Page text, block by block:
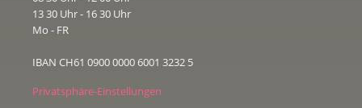
13 30 Uhr - 16 30 Uhr
Mo - FR
IBAN CH61 0900 0000 6001 3232 5
Privatsphäre-Einstellungen